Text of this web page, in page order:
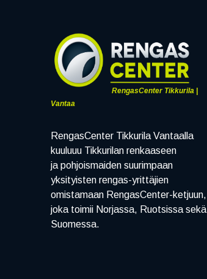
RengasCenter Tikkurila |
Vantaa
RengasCenter Tikkurila Vantaalla
kuuluuu Tikkurilan renkaaseen
ja pohjoismaiden suurimpaan
yksityisten rengas-yrittäjien
omistamaan RengasCenter-ketjuun,
joka toimii Norjassa, Ruotsissa sekä
Suomessa.